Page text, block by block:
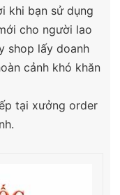
khi bạn sử dụng
cho người lao
shop lấy doanh
cảnh khó khăn
tại xưởng order